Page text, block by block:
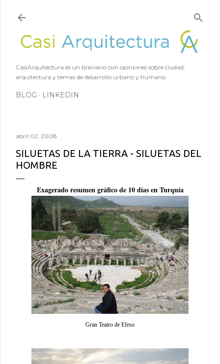
CasiArquitectura es un breviario con opiniones sobre ciudad,
arquitectura y temas de desarrollo urbano y humano
BLOG LINKEDIN
abril 02, 2008
SILUETAS DE LA TIERRA - SILUETAS DEL
HOMBRE
Exagerado resumen gráfico de 10 días en Turquía
Gran Teatro de Efeso